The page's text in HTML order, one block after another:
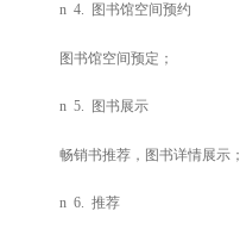
n 4. 图书馆空间预约
图书馆空间预定；
n 5. 图书展示
畅销书推荐，图书详情展示；
n 6.推荐